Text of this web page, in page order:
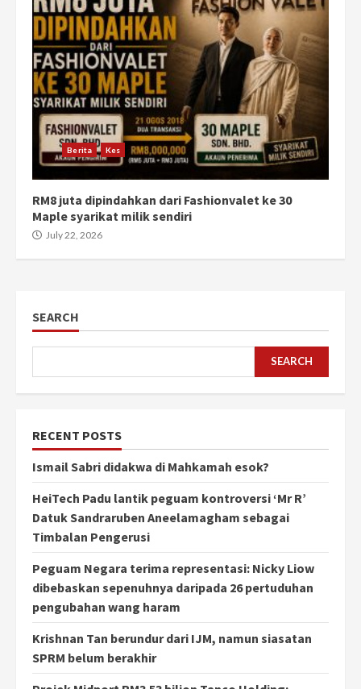
Berita Kes
RM8 juta dipindahkan dari Fashionvalet ke 30
Maple syarikat milik sendiri
July 22, 2026
SEARCH
SEARCH
RECENT POSTS
Ismail Sabri didakwa di Mahkamah esok?
HeiTech Padu lantik peguam kontroversi ‘Mr R’
Datuk Sandraruben Aneelamagham sebagai
Timbalan Pengerusi
Peguam Negara terima representasi: Nicky Liow
dibebaskan sepenuhnya daripada 26 pertuduhan
pengubahan wang haram
Krishnan Tan berundur dari IJM, namun siasatan
SPRM belum berakhir